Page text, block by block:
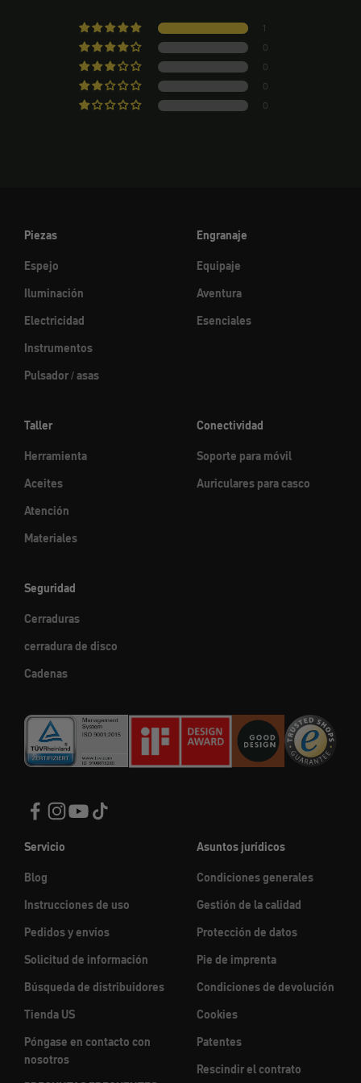
1
0
0
0
0
Piezas
Espejo
Iluminación
Electricidad
Instrumentos
Pulsador / asas
Engranaje
Equipaje
Aventura
Esenciales
Taller
Herramienta
Aceites
Atención
Materiales
Conectividad
Soporte para móvil
Auriculares para casco
Seguridad
Cerraduras
cerradura de disco
Cadenas
Servicio
Blog
Instrucciones de uso
Pedidos y envíos
Solicitud de información
Búsqueda de distribuidores
Tienda US
Póngase en contacto con
nosotros
Asuntos jurídicos
Condiciones generales
Gestión de la calidad
Protección de datos
Pie de imprenta
Condiciones de devolución
Cookies
Patentes
Rescindir el contrato